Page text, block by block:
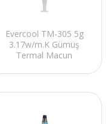
Evercool TM-305 5g
3.17w/m.K Gümüş
Termal Macun